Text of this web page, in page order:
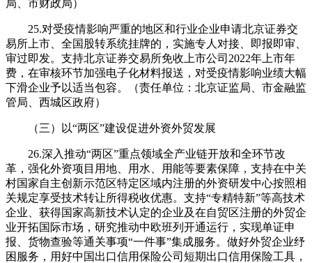
局、市财政局）
25.对受疫情影响严重的地区和行业企业申请北京证券交
易所上市、全国股转系统挂牌的，实施专人对接、即报即审、
审过即发。支持北京证券交易所免收上市公司2022年上市年
费，在审核环节加强电子化材料报送，对受疫情影响业绩大幅
下滑企业予以适当包容。（责任单位：北京证监局、市金融监
管局、西城区政府）
（三）以“两区”建设促进外资外贸发展
26.深入推动“两区”重点领域全产业链开放和全环节改
革，强化外资项目用地、用水、用能等要素保障，支持在中关
村国家自主创新示范区特定区域内注册的外资研发中心按照相
关规定享受技术转让所得税收优惠。支持“专精特新”等高技术
企业、获得国家高新技术认定的企业及在自贸区注册的外贸企
业开拓国际市场，研究推动中欧班列开通运行，实现单证申
报、货物查验等通关事项“一件事”集成服务。做好外贸企业纾
困服务，用好中国出口信用保险公司短期出口信用保险工具，